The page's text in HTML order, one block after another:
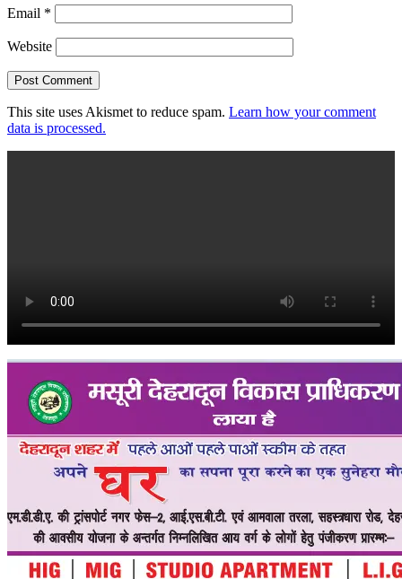
Email *
Website
This site uses Akismet to reduce spam. Learn how your comment
data is processed.